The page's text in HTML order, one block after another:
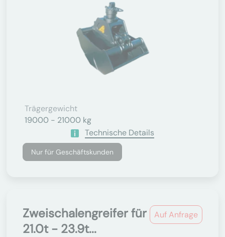
Trägergewicht
19000 - 21000 kg
Technische Details
Nur für Geschäftskunden
Auf Anfrage
Zweischalengreifer für
21.0t - 23.9t...